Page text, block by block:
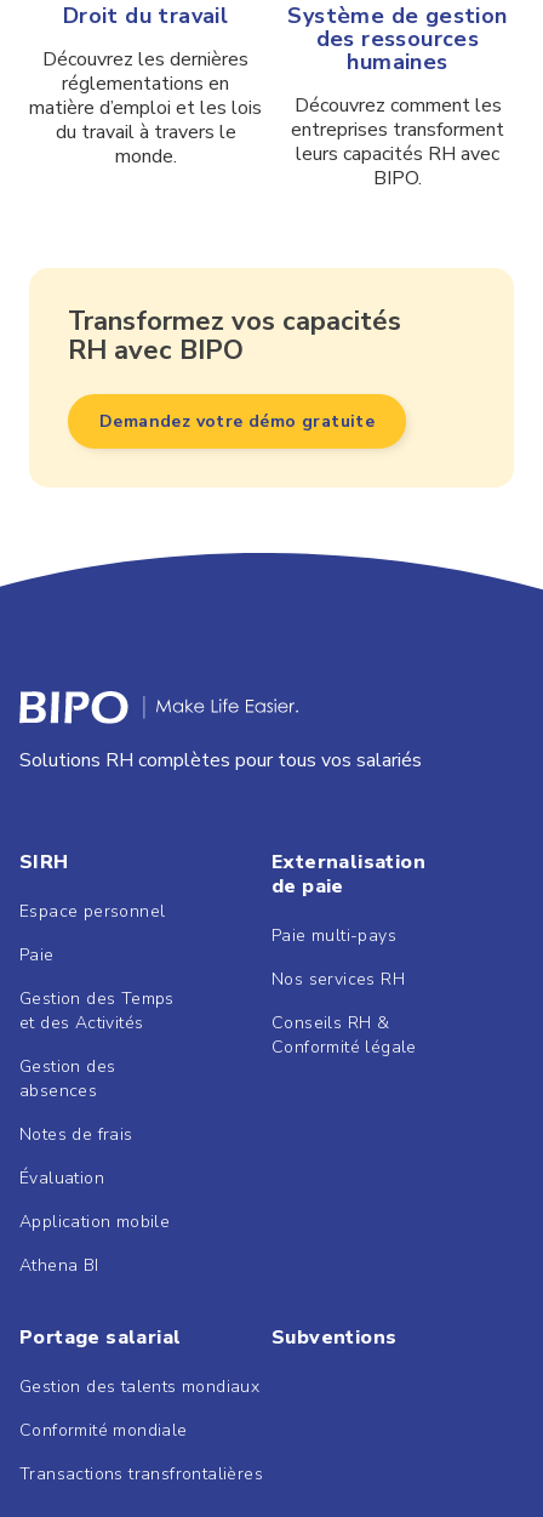
Droit du travail
Découvrez les dernières
réglementations en
matière d’emploi et les lois
du travail à travers le
monde.
Système de gestion
des ressources
humaines
Découvrez comment les
entreprises transforment
leurs capacités RH avec
BIPO.
Transformez vos capacités
RH avec BIPO
Demandez votre démo gratuite
Solutions RH complètes pour tous vos salariés
SIRH
Espace personnel
Paie
Gestion des Temps
et des Activités
Gestion des
absences
Notes de frais
Évaluation
Application mobile
Athena BI
Externalisation
de paie
Paie multi-pays
Nos services RH
Conseils RH &
Conformité légale
Portage salarial
Gestion des talents mondiaux
Conformité mondiale
Transactions transfrontalières
Subventions